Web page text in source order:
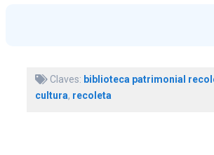
Claves: biblioteca patrimonial
cultura, recoleta